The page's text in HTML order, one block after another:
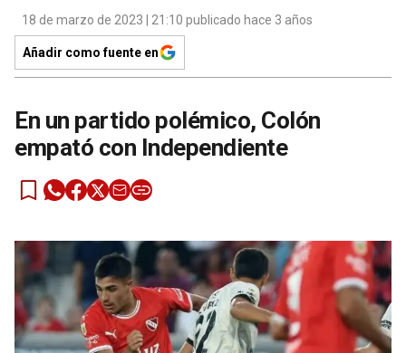
18 de marzo de 2023 | 21:10 publicado hace 3 años
Añadir como fuente en
En un partido polémico, Colón
empató con Independiente